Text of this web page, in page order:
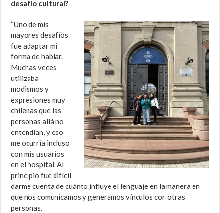
desafío cultural?
“Uno de mis
mayores desafíos
fue adaptar mi
forma de hablar.
Muchas veces
utilizaba
modismos y
expresiones muy
chilenas que las
personas allá no
entendían, y eso
me ocurría incluso
con mis usuarios
en el hospital. Al
principio fue difícil
darme cuenta de cuánto influye el lenguaje en la manera en
que nos comunicamos y generamos vínculos con otras
personas.